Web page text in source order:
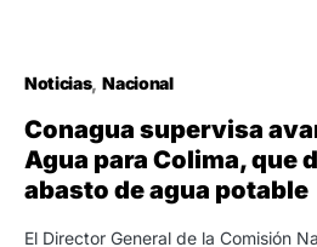
Noticias Nacional
Conagua supervisa
Agua para Colima, que
abasto de agua potable
El Director General de la Comisión